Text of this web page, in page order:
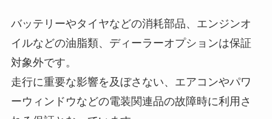
バッテリーやタイヤなどの消耗部品、エンジンオ
イルなどの油脂類、ディーラーオプションは保証
対象外です。
走行に重要な影響を及ぼさない、エアコンやパワ
ーウィンドウなどの電装関連品の故障時に利用さ